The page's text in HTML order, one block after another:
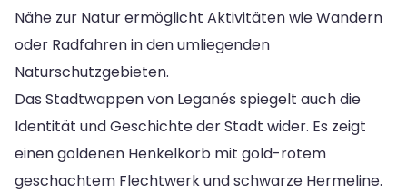
Nähe zur Natur ermöglicht Aktivitäten wie Wandern
oder Radfahren in den umliegenden
Naturschutzgebieten.
Das Stadtwappen von Leganés spiegelt auch die
Identität und Geschichte der Stadt wider. Es zeigt
einen goldenen Henkelkorb mit gold-rotem
geschachtem Flechtwerk und schwarze Hermeline.